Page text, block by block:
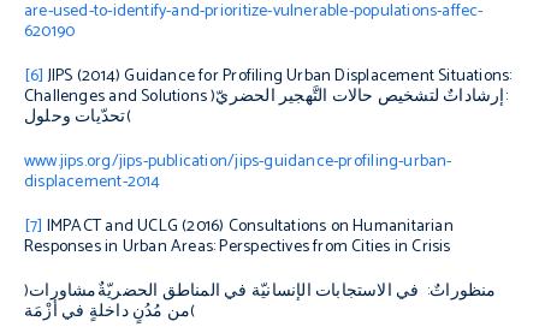
are-used-to-identify-and-prioritize-vulnerable-populations-affec-
620190
[6] JIPS (2014)Guidance for Profiling Urban Displacement Situations:
Challenges and Solutions(إرشاداتٌ لتشخيص حالات التَّهجير الحضريّ:
تحدّيات وحلول)
www.jips.org/jips-publication/jips-guidance-profiling-urban-
displacement-2014
[7] IMPACT and UCLG (2016) Consultations on Humanitarian
Responses in Urban Areas: Perspectives from Cities in Crisis
(مشاوراتفي الاستجابات الإنسانيّة في المناطق الحضريّة :منظوراتٌ
من مُدُنٍ داخلةٍ في أزْمَة)